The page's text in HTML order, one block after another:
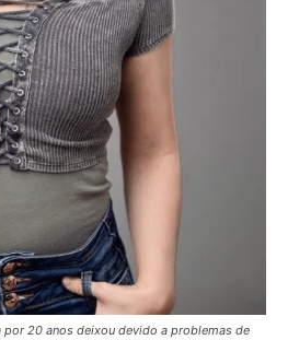
20 anos deixou devido a problemas de